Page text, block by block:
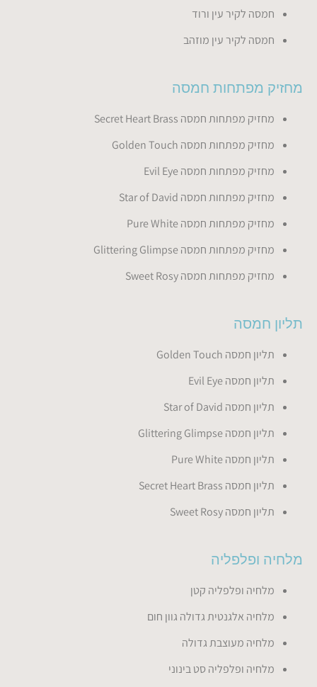
חמסה לקיר עין ורוד
חמסה לקיר עין מוזהב
מחזיק מפתחות חמסה
מחזיק מפתחות חמסה Secret Heart Brass
מחזיק מפתחות חמסה Golden Touch
מחזיק מפתחות חמסה Evil Eye
מחזיק מפתחות חמסה Star of David
מחזיק מפתחות חמסה Pure White
מחזיק מפתחות חמסה Glittering Glimpse
מחזיק מפתחות חמסה Sweet Rosy
תליון חמסה
תליון חמסה Golden Touch
תליון חמסה Evil Eye
תליון חמסה Star of David
תליון חמסה Glittering Glimpse
תליון חמסה Pure White
תליון חמסה Secret Heart Brass
תליון חמסה Sweet Rosy
מלחיה ופלפליה
מלחיה ופלפליה קטן
מלחיה אלגנטית גדולה גוון חום
מלחיה מעוצבת גדולה
מלחיה ופלפליה סט בינוני